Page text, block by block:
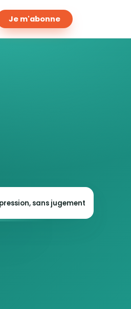
Je m'abonne
sans jugement